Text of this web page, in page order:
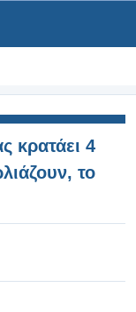
κρατάει 4
το